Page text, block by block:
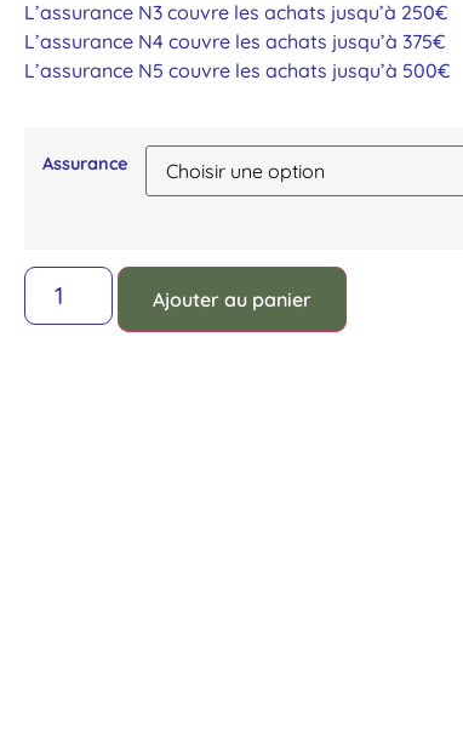
L’assurance N3 couvre les achats jusqu’à 250€
L’assurance N4 couvre les achats jusqu’à 375€
L’assurance N5 couvre les achats jusqu’à 500€
Assurance
Ajouter au panier